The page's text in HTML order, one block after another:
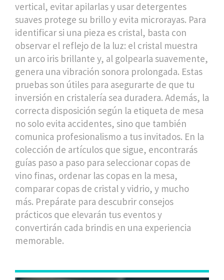
vertical, evitar apilarlas y usar detergentes
suaves protege su brillo y evita microrayas. Para
identificar si una pieza es cristal, basta con
observar el reflejo de la luz: el cristal muestra
un arco iris brillante y, al golpearla suavemente,
genera una vibración sonora prolongada. Estas
pruebas son útiles para asegurarte de que tu
inversión en cristalería sea duradera. Además, la
correcta disposición según la etiqueta de mesa
no solo evita accidentes, sino que también
comunica profesionalismo a tus invitados. En la
colección de artículos que sigue, encontrarás
guías paso a paso para seleccionar copas de
vino finas, ordenar las copas en la mesa,
comparar copas de cristal y vidrio, y mucho
más. Prepárate para descubrir consejos
prácticos que elevarán tus eventos y
convertirán cada brindis en una experiencia
memorable.